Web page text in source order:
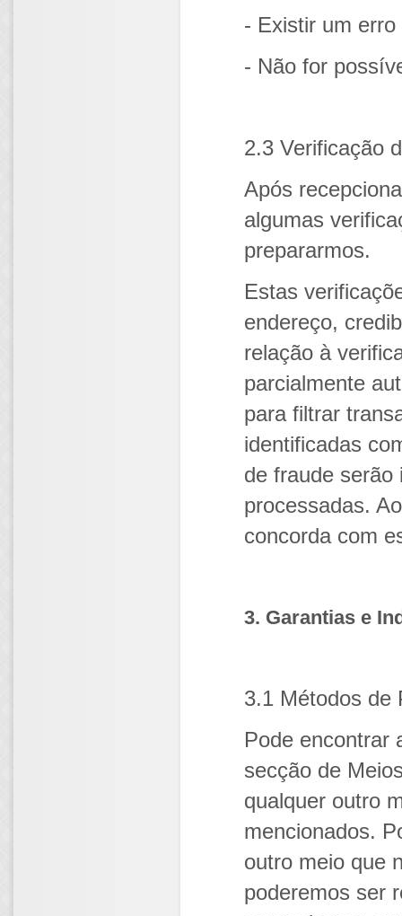
- Existir um
- Não for
2.3 Verificação
Após
algumas
prepararmos.
Estas
endereço,
relação à
parcialmente
para filtrar
identificadas
de fraude serão
processadas.
concorda com
3. Garantias e
3.1 Métodos de
Pode encontrar
secção de
qualquer outro
mencionados.
outro meio que
poderemos ser